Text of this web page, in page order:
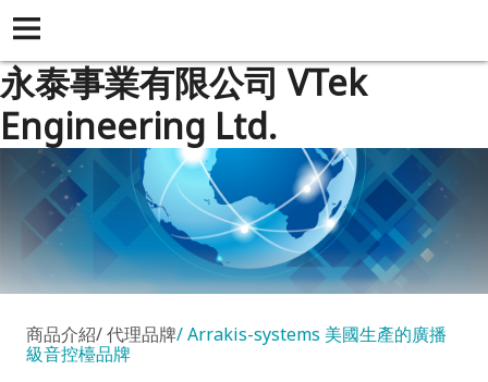
永泰事業有限公司 VTek
Engineering Ltd.
商品介紹 代理品牌 Arrakis-systems 美國生產的廣播
級音控檯品牌